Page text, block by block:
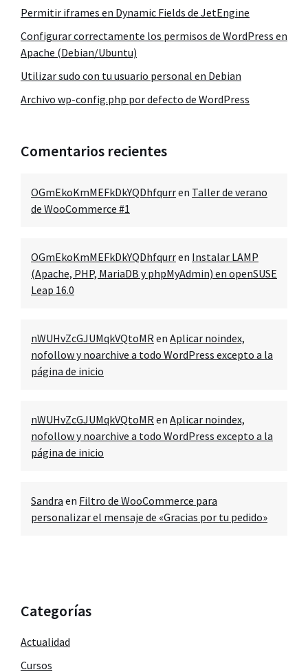
Permitir iframes en Dynamic Fields de JetEngine
Configurar correctamente los permisos de WordPress en
Apache (Debian/Ubuntu)
Utilizar sudo con tu usuario personal en Debian
Archivo wp-config.php por defecto de WordPress
Comentarios recientes
OGmEkoKmMEFkDkYQDhfqurren Taller de verano
de WooCommerce #1
OGmEkoKmMEFkDkYQDhfqurren Instalar LAMP
(Apache, PHP, MariaDB y phpMyAdmin) en openSUSE
Leap 16.0
nWUHvZcGJUMqkVQtoMRen Aplicar noindex,
nofollow y noarchive a todo WordPress excepto a la
página de inicio
nWUHvZcGJUMqkVQtoMRen Aplicar noindex,
nofollow y noarchive a todo WordPress excepto a la
página de inicio
Sandra en Filtro de WooCommerce para
personalizar el mensaje de «Gracias por tu pedido»
Categorías
Actualidad
Cursos